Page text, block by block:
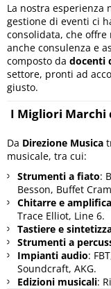
La nostra esperienza
gestione di eventi ci
consolidata, che
anche consulenza e
composto da docenti
settore, pronti ad
giusto.
I Migliori Marchi
Da Direzione Musica
musicale, tra cui:
Strumenti a fiato:
Besson, Buffet
Chitarre e
Trace Elliot, Line 6.
Tastiere e
Strumenti a
Impianti audio:
Soundcraft, AKG.
Edizioni musicali: